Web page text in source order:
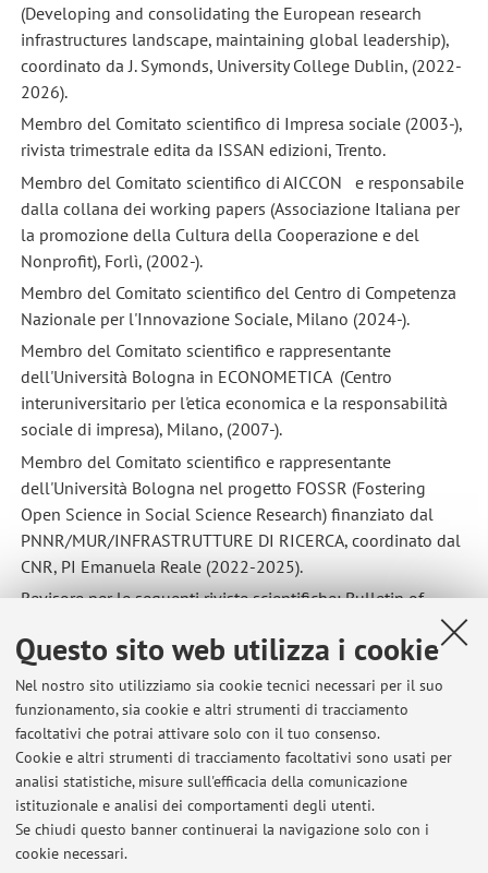
Questo sito web utilizza i cookie
Nel nostro sito utilizziamo sia cookie tecnici necessari per il suo
funzionamento, sia cookie e altri strumenti di tracciamento
facoltativi che potrai attivare solo con il tuo consenso.
Cookie e altri strumenti di tracciamento facoltativi sono usati per
analisi statistiche, misure sull'efficacia della comunicazione
istituzionale e analisi dei comportamenti degli utenti.
Se chiudi questo banner continuerai la navigazione solo con i
cookie necessari.
(Developing and consolidating the European research
infrastructures landscape, maintaining global leadership),
coordinato da J. Symonds, University College Dublin, (2022-
2026).
Membro del Comitato scientifico di Impresa sociale (2003-),
rivista trimestrale edita da ISSAN edizioni, Trento.
Membro del Comitato scientifico di AICCON e responsabile
dalla collana dei working papers (Associazione Italiana per
la promozione della Cultura della Cooperazione e del
Nonprofit), Forlì, (2002-).
Membro del Comitato scientifico del Centro di Competenza
Nazionale per l'Innovazione Sociale, Milano (2024-).
Membro del Comitato scientifico e rappresentante
dell'Università Bologna in ECONOMETICA (Centro
interuniversitario per l'etica economica e la responsabilità
sociale di impresa), Milano, (2007-).
Membro del Comitato scientifico e rappresentante
dell'Università Bologna nel progetto FOSSR (Fostering
Open Science in Social Science Research) finanziato dal
PNNR/MUR/INFRASTRUTTURE DI RICERCA, coordinato dal
CNR, PI Emanuela Reale (2022-2025).
Revisore per le seguenti riviste scientifiche: Bulletin of
Italian Economic Papers, International Review of Economics
and Business, L'Industria, Journal of Business Research,
Journal of Economics, Journal of Industrial Economics,
Journal of Environmental Economics and Management,
Journal of Economics and Management Strategy, Note
Economiche, Politica economica, Rivista di Politica
Economica, Resource and Energy Economics, Ricerche
economiche, Social Enterprise Journal.